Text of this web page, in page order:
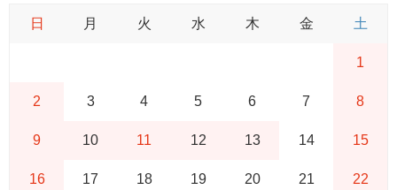
日 月 火 水 木 金 土
1
2 3 4 5 6 7 8
9 10 11 12 13 14 15
16 17 18 19 20 21 22